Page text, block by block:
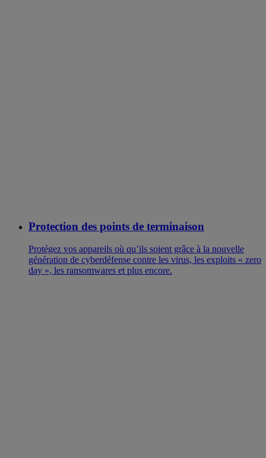
Protection des points de terminaison
Protégez vos appareils où qu’ils soient grâce à la nouvelle
génération de cyberdéfense contre les virus, les exploits « zero
day », les ransomwares et plus encore.